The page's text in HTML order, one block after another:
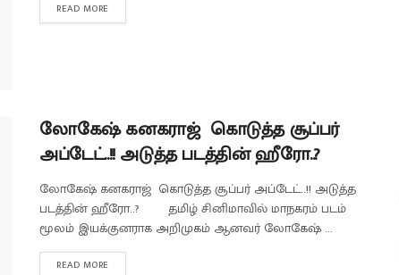
READ MORE
லோகேஷ் கனகராஜ் கொடுத்த சூப்பர்
அப்டேட்..!! அடுத்த படத்தின் ஹீரோ..?
லோகேஷ் கனகராஜ் கொடுத்த சூப்பர் அப்டேட்..!! அடுத்த
படத்தின் ஹீரோ..? தமிழ் சினிமாவில் மாநகரம் படம்
மூலம் இயக்குனராக அறிமுகம் ஆனவர் லோகேஷ் ...
READ MORE